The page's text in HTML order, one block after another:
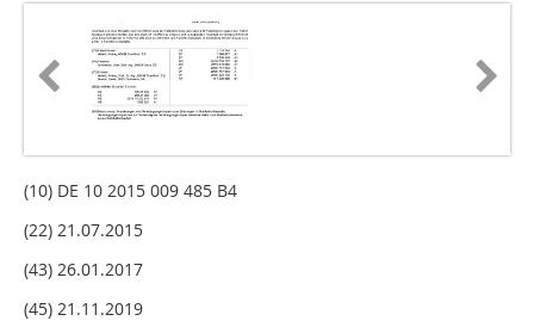
(10) DE 10 2015 009 485 B4
(22) 21.07.2015
(43) 26.01.2017
(45) 21.11.2019